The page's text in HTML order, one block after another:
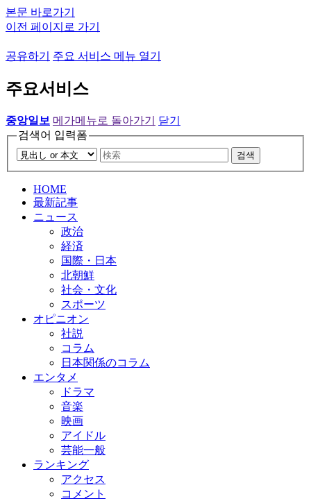
본문 바로가기
이전 페이지로 가기
공유하기 주요 서비스 메뉴 열기
주요서비스
중앙일보 메가메뉴로 돌아가기
닫기
검색어 입력폼
검색
HOME
最新記事
ニュース
政治
経済
国際・日本
北朝鮮
社会・文化
スポーツ
オピニオン
社説
コラム
日本関係のコラム
エンタメ
ドラマ
音楽
映画
アイドル
芸能一般
ランキング
アクセス
コメント